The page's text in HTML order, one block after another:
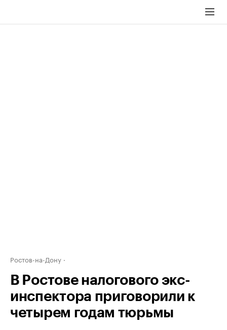
Ростов-на-Дону
В Ростове налогового экс-
инспектора приговорили к
четырем годам тюрьмы